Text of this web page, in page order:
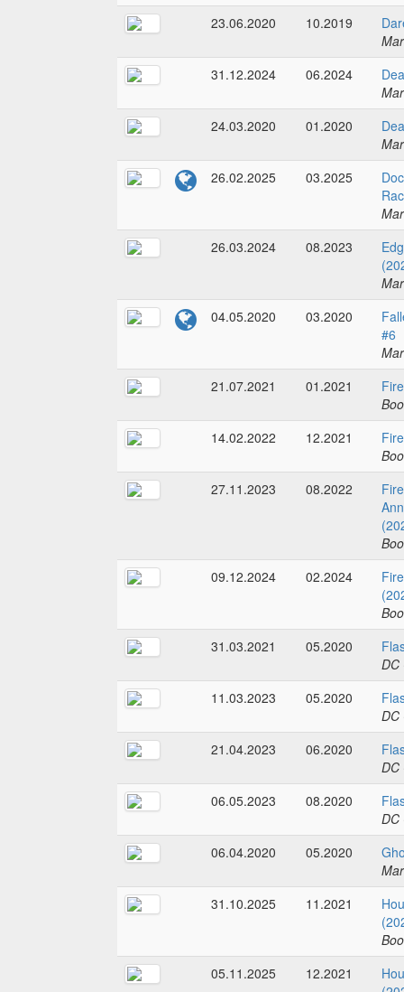
23.06.2020
10.2019
31.12.2024
06.2024
24.03.2020
01.2020
26.02.2025
03.2025
26.03.2024
08.2023
04.05.2020
03.2020
#6
21.07.2021
01.2021
14.02.2022
12.2021
27.11.2023
08.2022
09.12.2024
02.2024
31.03.2021
05.2020
DC
11.03.2023
05.2020
DC
21.04.2023
06.2020
DC
06.05.2023
08.2020
DC
06.04.2020
05.2020
31.10.2025
11.2021
05.11.2025
12.2021